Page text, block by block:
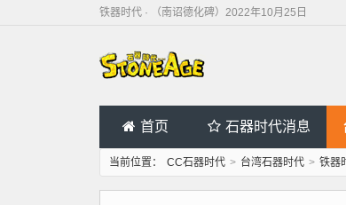
铁器时代 · （南诏德化碑）2022年10月25日
首页 石器时代消息
当前位置： CC石器时代 > 台湾石器时代 > 铁器